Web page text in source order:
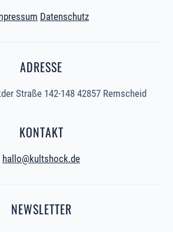
Datenschutz
ADRESSE
Straße 142-148 42857 Remscheid
KONTAKT
hallo@kultshock.de
NEWSLETTER